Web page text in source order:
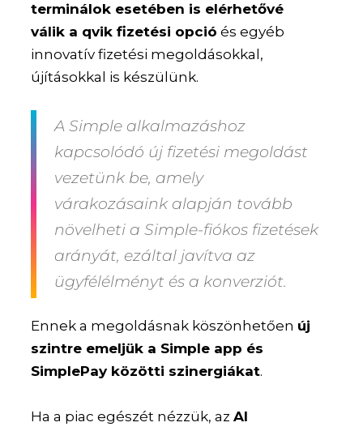
terminálok esetében is elérhetővé
válik a qvik fizetési opció és egyéb
innovatív fizetési megoldásokkal,
újításokkal is készülünk.
A Simple alkalmazáshoz
kapcsolódó új fizetési megoldást
vezetünk be, amely
várakozásaink alapján tovább
növelheti a Simple-fiókos fizetések
arányát, ezáltal javítva az
ügyfélélményt és a konverziót.
Ennek a megoldásnak köszönhetően új
szintre emeljük a Simple app és
SimplePay közötti szinergiákat.
Ha a piac egészét nézzük, azAI